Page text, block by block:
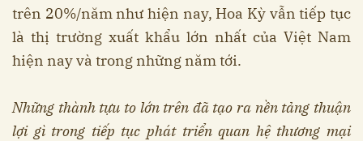
trên 20%/năm như hiện nay, Hoa Kỳ vẫn tiếp tục
là thị trường xuất khẩu lớn nhất của Việt Nam
hiện nay và trong những năm tới.
Những thành tựu to lớn trên đã tạo ra nền tảng thuận
lợi gì trong tiếp tục phát triển quan hệ thương mại